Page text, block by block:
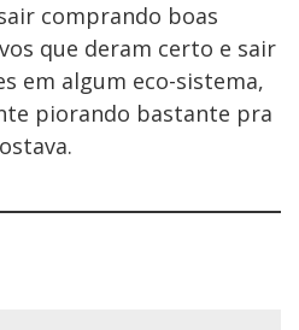
comprando boas
que deram certo e sair
em algum eco-sistema,
piorando bastante pra